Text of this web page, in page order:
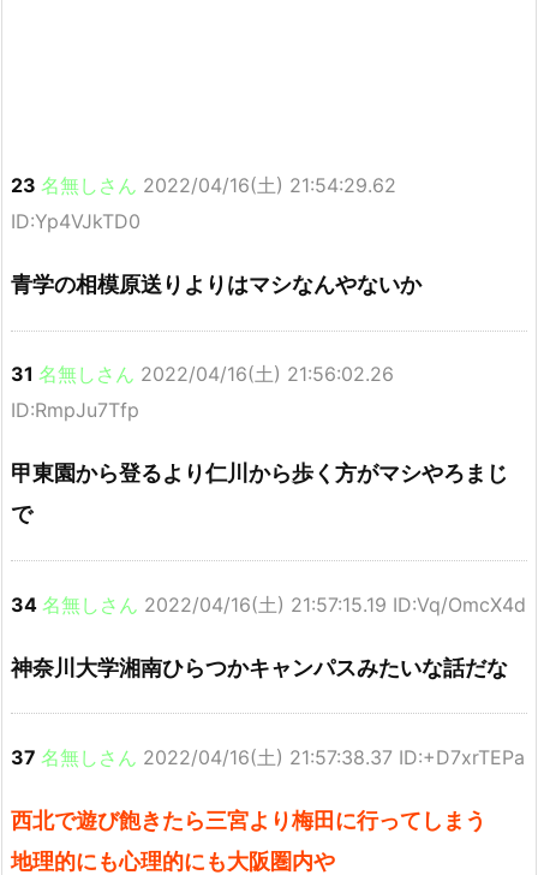
23 名無しさん 2022/04/16(土) 21:54:29.62
ID:Yp4VJkTD0
青学の相模原送りよりはマシなんやないか
31 名無しさん 2022/04/16(土) 21:56:02.26
ID:RmpJu7Tfp
甲東園から登るより仁川から歩く方がマシやろまじ
で
34 名無しさん 2022/04/16(土) 21:57:15.19 ID:Vq/OmcX4d
神奈川大学湘南ひらつかキャンパスみたいな話だな
37 名無しさん 2022/04/16(土) 21:57:38.37 ID:+D7xrTEPa
西北で遊び飽きたら三宮より梅田に行ってしまう
地理的にも心理的にも大阪圏内や